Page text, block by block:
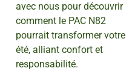
avec nous pour découvrir
comment le PAC N82
pourrait transformer votre
été, alliant confort et
responsabilité.